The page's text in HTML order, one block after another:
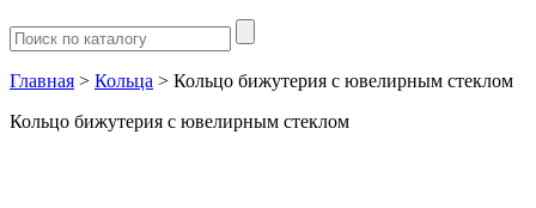
Главная > Кольца > Кольцо бижутерия с ювелирным стеклом
Кольцо бижутерия с ювелирным стеклом